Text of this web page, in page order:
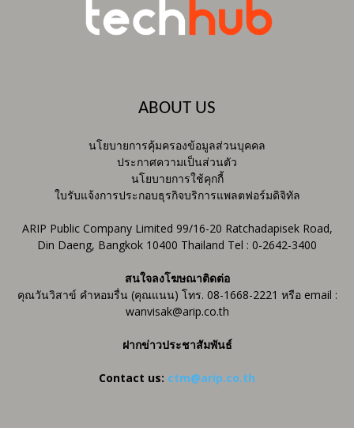
ABOUT US
นโยบายการคุ้มครองข้อมูลส่วนบุคคล
ประกาศความเป็นส่วนตัว
นโยบายการใช้คุกกี้
ใบรับแจ้งการประกอบธุรกิจบริการแพลตฟอร์มดิจิทัล
ARIP Public Company Limited 99/16-20 Ratchadapisek Road,
Din Daeng, Bangkok 10400 Thailand Tel : 0-2642-3400
สนใจลงโฆษณาติดต่อ
คุณวันวิสาข์ คำหอมรื่น (คุณแนน) โทร. 08-1668-2221 หรือ email :
wanvisak@arip.co.th
ฝากข่าวประชาสัมพันธ์
Contact us: ctm@arip.co.th